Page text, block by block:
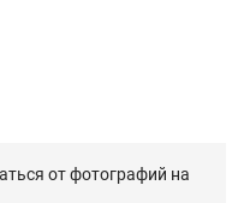
от фотографий на